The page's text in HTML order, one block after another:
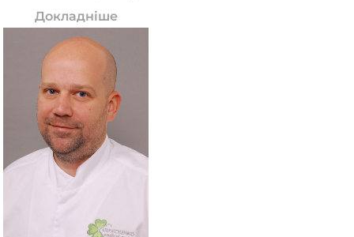
Докладніше